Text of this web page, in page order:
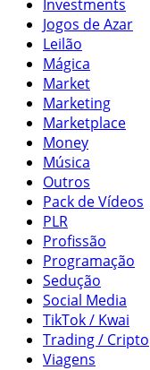
Investments
Jogos de Azar
Leilão
Mágica
Market
Marketing
Marketplace
Money
Música
Outros
Pack de Vídeos
PLR
Profissão
Programação
Sedução
Social Media
TikTok / Kwai
Trading / Cripto
Viagens